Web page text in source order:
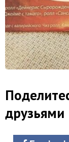
друзьями